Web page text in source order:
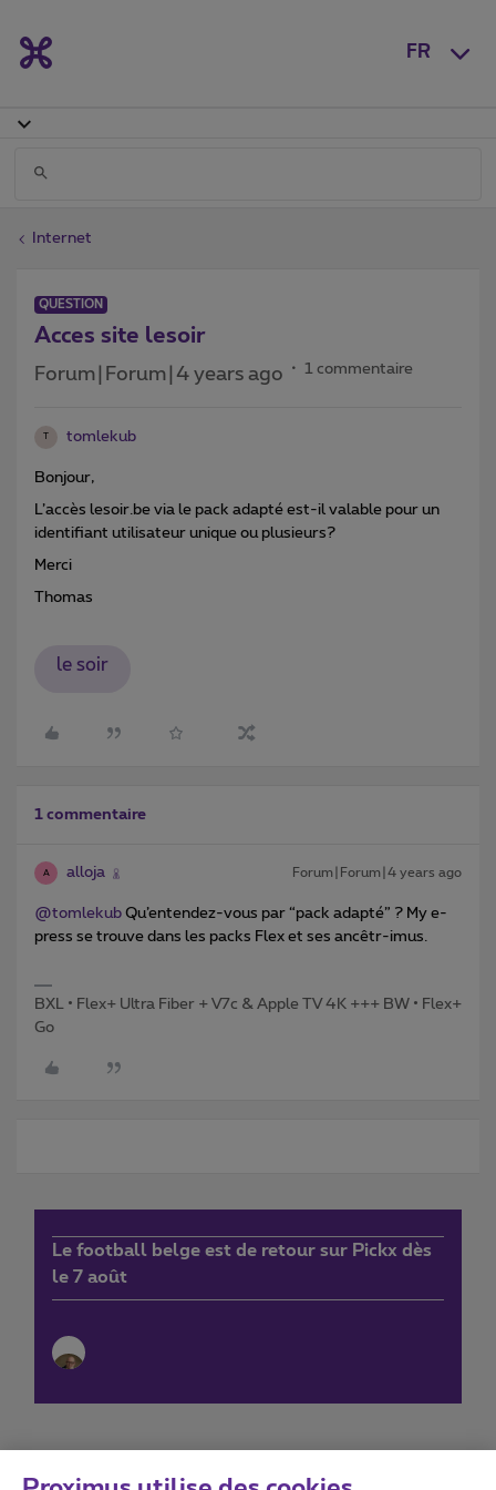
FR
Internet
QUESTION
Acces site lesoir
Forum|Forum|4 years ago 1 commentaire
tomlekub
Bonjour,
L’accès lesoir.be via le pack adapté est-il valable pour un
identifiant utilisateur unique ou plusieurs?
Merci
Thomas
le soir
1 commentaire
A alloja Forum|Forum|4 years ago
@tomlekub Qu’entendez-vous par “pack adapté” ? My e-
press se trouve dans les packs Flex et ses ancêtr-imus.
BXL • Flex+ Ultra Fiber + V7c & Apple TV 4K +++ BW • Flex+
Go
Le football belge est de retour sur Pickx dès
le 7 août